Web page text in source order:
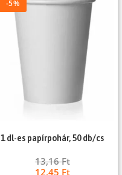
-5%
1 dl-es papírpohár, 50 db/cs
13,16Ft
12,45 Ft